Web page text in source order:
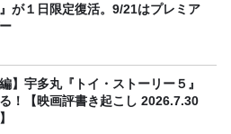
が１日限定復活。9/21はプレミア
編】宇多丸『トイ・ストーリー５』
！【映画評書き起こし 2026.7.30